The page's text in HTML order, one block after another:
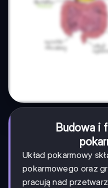
Budowa i
Układ pokarmowy
pokarmowego oraz
pracują nad